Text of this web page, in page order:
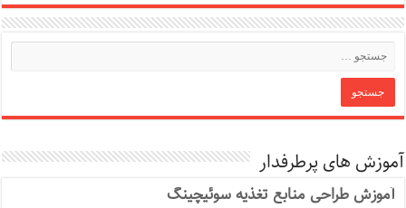
آموزش های پرطرفدار
آموزش طراحی منابع تغذیه سوئیچینگ